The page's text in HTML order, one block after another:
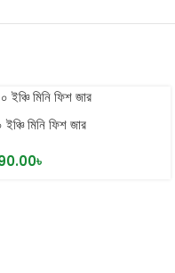
ইঞ্চি মিনি ফিশ জার
৳